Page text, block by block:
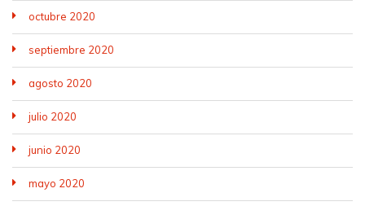
octubre 2020
septiembre 2020
agosto 2020
julio 2020
junio 2020
mayo 2020